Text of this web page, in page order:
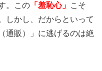
。この 「羞恥心」 こそ
しかし、だからといって
通販）」に逃げるのは絶